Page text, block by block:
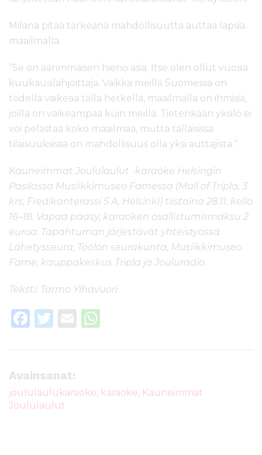
Milana pitää tärkeänä mahdollisuutta auttaa lapsia
maailmalla.
”Se on äärimmäisen hieno asia. Itse olen ollut vuosia
kuukausilahjoittaja. Vaikka meillä Suomessa on
todella vaikeaa tällä hetkellä, maailmalla on ihmisiä,
joilla on vaikeampaa kuin meillä. Tietenkään yksilö ei
voi pelastaa koko maailmaa, mutta tällaisissa
tilaisuuksissa on mahdollisuus olla yksi auttajista.”
Kauneimmat Joululaulut -karaoke Helsingin
Pasilassa Musiikkimuseo Famessa (Mall of Tripla, 3.
krs, Fredikanterassi 5 A, Helsinki) tiistaina 28.11. kello
16–18. Vapaa pääsy, karaoken osallistumismaksu 2
euroa. Tapahtuman järjestävät yhteistyössä
Lähetysseura, Töölön seurakunta, Musiikkimuseo
Fame, kauppakeskus Tripla ja Jouluradio.
Teksti: Tarmo Ylhävuori
F
e
b
o
T
te
r
E
A
Avainsanat:
joululaulukaraoke, karaoke, Kauneimmat
Joululaulut